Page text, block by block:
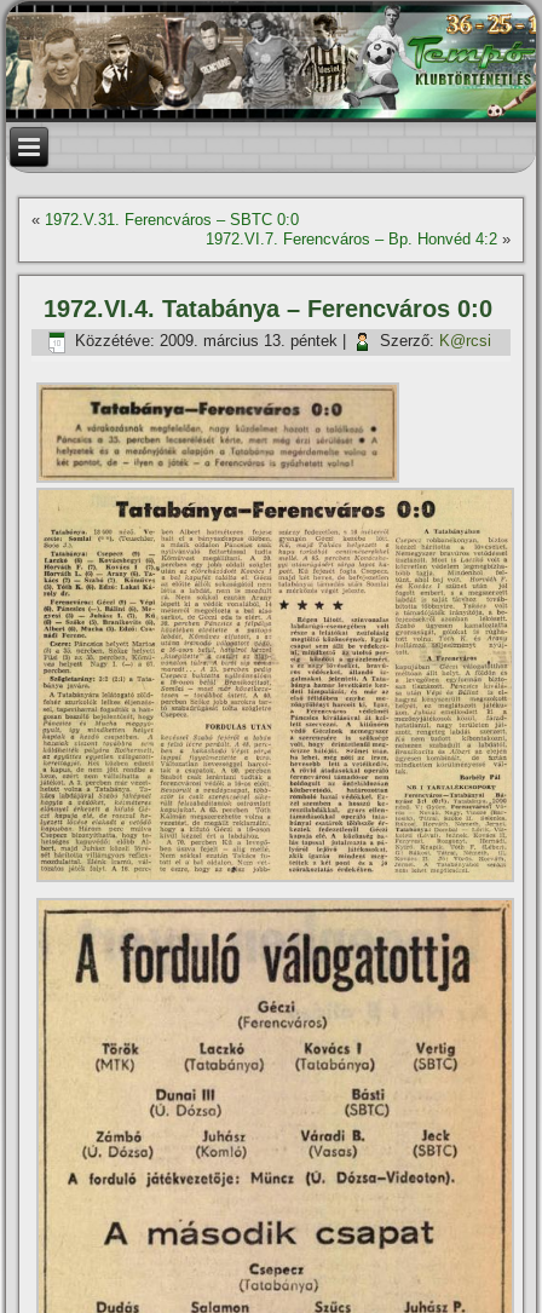
« 1972.V.31. Ferencváros – SBTC 0:0
1972.VI.7. Ferencváros – Bp. Honvéd 4:2»
1972.VI.4. Tatabánya – Ferencváros 0:0
Közzétéve: 2009. március 13. péntek Szerző: K@rcsi